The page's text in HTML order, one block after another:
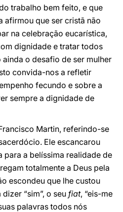
trabalho bem feito, e que
afirmou que ser cristã não
na celebração eucarística,
dignidade e tratar todos
o desafio de ser mulher
convida-nos a refletir
fecundo e sobre a
sempre a dignidade de
Martin, referindo-se
Ele escancarou
para a belíssima realidade de
totalmente a Deus pela
escondeu que lhe custou
“sim”, o seu fiat, “eis-me
palavras todos nós